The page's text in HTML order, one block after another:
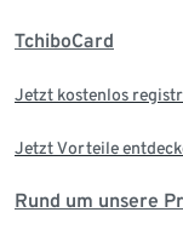
TchiboCard
Jetzt kostenlos
Jetzt Vorteile
Rund um unsere